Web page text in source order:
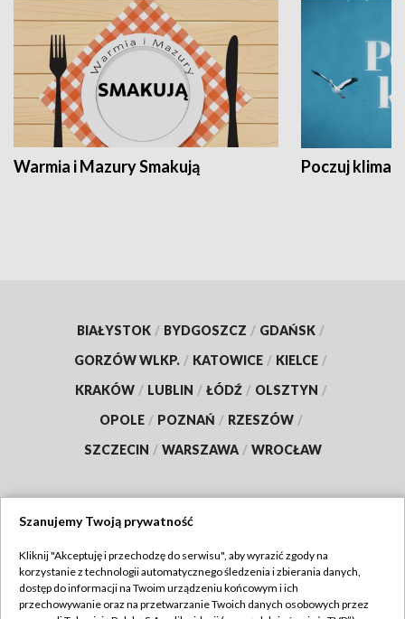
Warmia i Mazury Smakują Poczuj klimat
BIAŁYSTOK / BYDGOSZCZ / GDAŃSK /
GORZÓW WLKP. / KATOWICE / KIELCE /
KRAKÓW / LUBLIN / ŁÓDŹ / OLSZTYN /
OPOLE / POZNAŃ / RZESZÓW /
SZCZECIN / WARSZAWA / WROCŁAW
TVP
Abonament TVP
Regulamin TVP
Szanujemy Twoją prywatność
Kliknij "Akceptuję i przechodzę do serwisu", aby wyrazić zgody na
korzystanie z technologii automatycznego śledzenia i zbierania danych,
dostęp do informacji na Twoim urządzeniu końcowym i ich
przechowywanie oraz na przetwarzanie Twoich danych osobowych przez